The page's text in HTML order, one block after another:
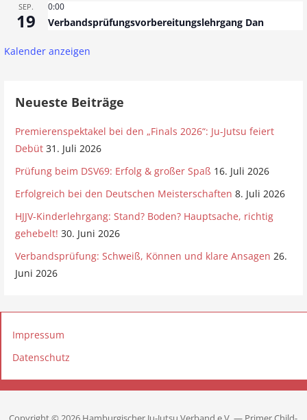
SEP.
19
0:00
Verbandsprüfungsvorbereitungslehrgang Dan
Kalender anzeigen
Neueste Beiträge
Premierenspektakel bei den „Finals 2026“: Ju-Jutsu feiert
Debüt 31. Juli 2026
Prüfung beim DSV69: Erfolg & großer Spaß 16. Juli 2026
Erfolgreich bei den Deutschen Meisterschaften 8. Juli 2026
HJJV-Kinderlehrgang: Stand? Boden? Hauptsache, richtig
gehebelt! 30. Juni 2026
Verbandsprüfung: Schweiß, Können und klare Ansagen 26.
Juni 2026
Impressum
Datenschutz